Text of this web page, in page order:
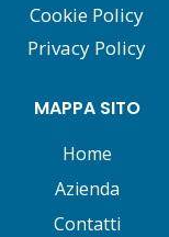
Cookie Policy
Privacy Policy
MAPPA SITO
Home
Azienda
Contatti